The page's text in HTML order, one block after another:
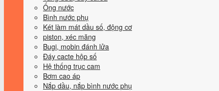
Ống nước
Bình nước phụ
Két làm mát dầu số, động cơ
piston, xéc măng
Bugi, mobin đánh lửa
Đáy cacte hộp số
Hệ thống trục cam
Bơm cao áp
Nắp dầu, nắp bình nước phụ